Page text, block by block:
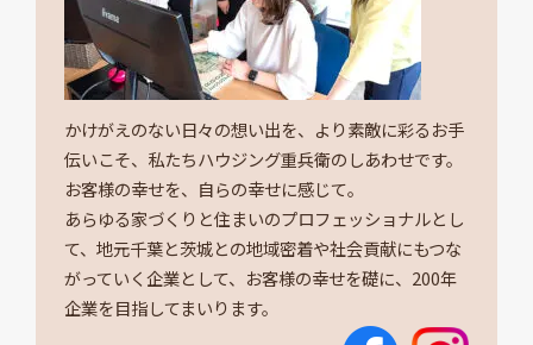
かけがえのない日々の想い出を、より素敵に彩るお手
伝いこそ、私たちハウジング重兵衛のしあわせです。
お客様の幸せを、自らの幸せに感じて。
あらゆる家づくりと住まいのプロフェッショナルとし
て、地元千葉と茨城との地域密着や社会貢献にもつな
がっていく企業として、お客様の幸せを礎に、200年
企業を目指してまいります。